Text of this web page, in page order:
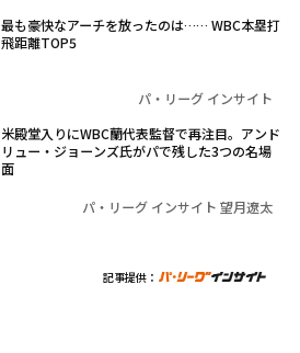
最も豪快なアーチを放ったのは…… WBC本塁打
飛距離TOP5
パ・リーグ インサイト
米殿堂入りにWBC蘭代表監督で再注目。アンド
リュー・ジョーンズ氏がパで残した3つの名場
面
パ・リーグ インサイト 望月遼太
記事提供：